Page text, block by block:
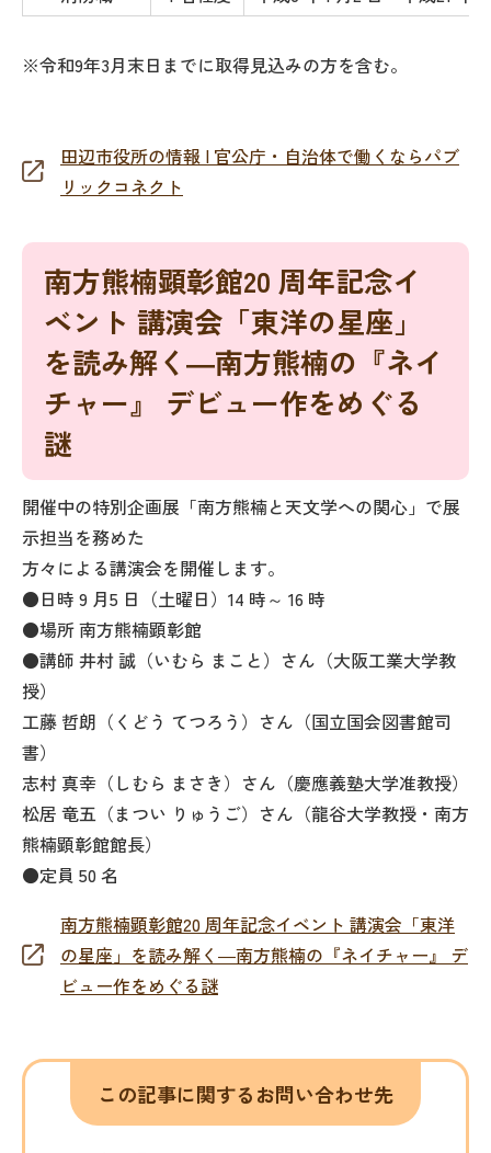
※令和9年3月末日までに取得見込みの方を含む。
田辺市役所の情報 | 官公庁・自治体で働くならパブ
リックコネクト
南方熊楠顕彰館20 周年記念イ
ベント 講演会「東洋の星座」
を読み解く―南方熊楠の『ネイ
チャー』 デビュー作をめぐる
謎
開催中の特別企画展「南方熊楠と天文学への関心」で展
示担当を務めた
方々による講演会を開催します。
●日時 9 月5 日（土曜日）14 時～ 16 時
●場所 南方熊楠顕彰館
●講師 井村 誠（いむら まこと）さん（大阪工業大学教
授）
工藤 哲朗（くどう てつろう）さん（国立国会図書館司
書）
志村 真幸（しむら まさき）さん（慶應義塾大学准教授）
松居 竜五（まつい りゅうご）さん（龍谷大学教授・南方
熊楠顕彰館館長）
●定員 50 名
南方熊楠顕彰館20 周年記念イベント 講演会「東洋
の星座」を読み解く―南方熊楠の『ネイチャー』 デ
ビュー作をめぐる謎
この記事に関するお問い合わせ先